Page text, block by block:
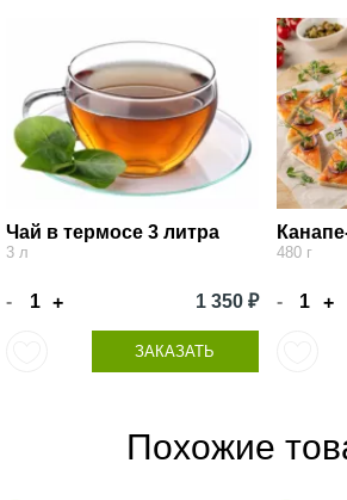
Чай в термосе 3 литра
3 л
- + 1 350 ₽
ЗАКАЗАТЬ
480 г
- +
Похожие